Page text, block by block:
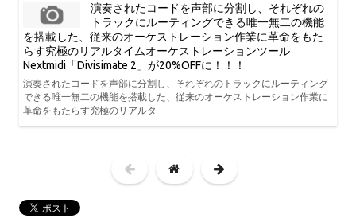
演奏されたコードを声部に分割し、それぞれの
トラックにルーティングできる唯一無二の機能
を搭載した、従来のオーケストレーション作業に革命をもた
らす究極のリアルタイムオーケストレーションツール
Nextmidi「Divisimate 2」が20%OFFに！！！
演奏されたコードを声部に分割し、それぞれのトラックにルーティング
できる唯一無二の機能を搭載した、従来のオーケストレーション作業に
革命をもたらす究極のリアルタ